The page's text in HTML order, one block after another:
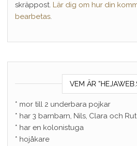
skräppost. Lär dig om hur din
bearbetas.
VEM ÄR
* mor till 2 underbara pojkar
* har 3 barnbarn, Nils, Clara och Rut
* har en kolonistuga
* hojåkare